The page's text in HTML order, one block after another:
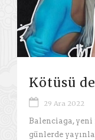
Kötüsü
29 Ara 2022
Balenciaga,
günlerde